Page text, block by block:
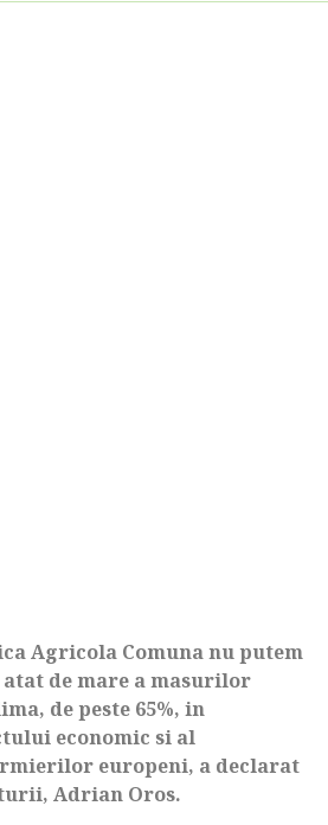
Agricola Comuna nu putem
atat de mare a masurilor
de peste 65%, in
economic si al
europeni, a declarat
Adrian Oros.